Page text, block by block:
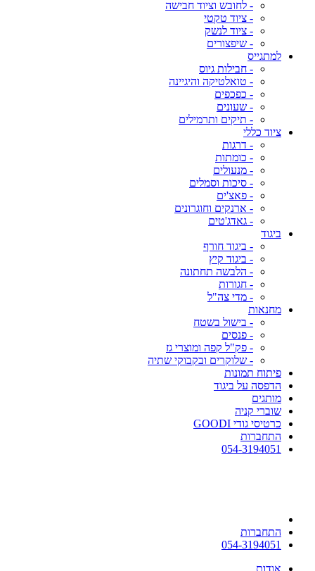
- לחובש וציוד חבישה
- ציוד טקטי
- ציוד לנשק
- שיפצורים
למתגייס
- חבילות גיוס
- טואלטיקה והיגיינה
- כפכפים
- שעונים
- תיקים ותרמילים
ציוד כללי
- דרגות
- כומתות
- מנעולים
- סיכות וסמלים
- פאצ'ים
- ארנקים וחוגרונים
- גאדג'טים
ביגוד
- ביגוד חורף
- ביגוד קיץ
- הלבשה תחתונה
- חגורות
- מדי צה"ל
מחנאות
- בישול בשטח
- פנסים
- פק"ל קפה ומוצרי גז
- שלוקרים ובקבוקי שתיה
פיתוח תמונות
הדפסה על ביגוד
מותגים
שוברי קניה
כרטיסי גודי GOODI
התחברות
054-3194051
התחברות
054-3194051
אודות